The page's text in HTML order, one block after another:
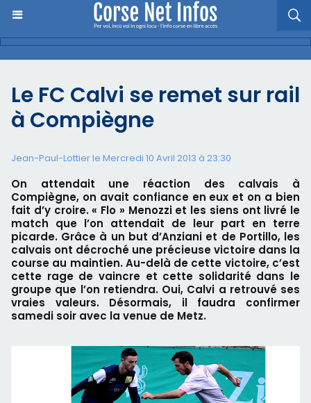
Le FC Calvi se remet sur rail
à Compiègne
Jean-Paul-Lottier le Mercredi 10 Avril 2013 à 23:30
On attendait une réaction des calvais à
Compiègne, on avait confiance en eux et on a bien
fait d’y croire. « Flo » Menozzi et les siens ont livré le
match que l’on attendait de leur part en terre
picarde. Grâce à un but d’Anziani et de Portillo, les
calvais ont décroché une précieuse victoire dans la
course au maintien. Au-delà de cette victoire, c’est
cette rage de vaincre et cette solidarité dans le
groupe que l’on retiendra. Oui, Calvi a retrouvé ses
vraies valeurs. Désormais, il faudra confirmer
samedi soir avec la venue de Metz.